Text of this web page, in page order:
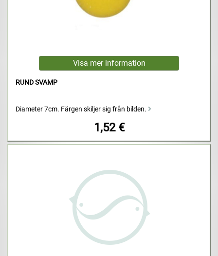
RUND SVAMP
Diameter 7cm. Färgen skiljer sig från bilden.
1,52 €